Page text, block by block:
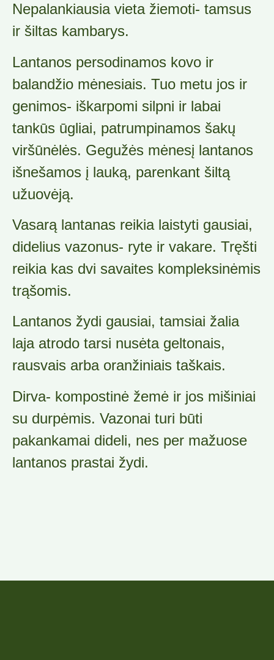
Nepalankiausia vieta žiemoti- tamsus
ir šiltas kambarys.
Lantanos persodinamos kovo ir
balandžio mėnesiais. Tuo metu jos ir
genimos- iškarpomi silpni ir labai
tankūs ūgliai, patrumpinamos šakų
viršūnėlės. Gegužės mėnesį lantanos
išnešamos į lauką, parenkant šiltą
užuovėją.
Vasarą lantanas reikia laistyti gausiai,
didelius vazonus- ryte ir vakare. Tręšti
reikia kas dvi savaites kompleksinėmis
trąšomis.
Lantanos žydi gausiai, tamsiai žalia
laja atrodo tarsi nusėta geltonais,
rausvais arba oranžiniais taškais.
Dirva- kompostinė žemė ir jos mišiniai
su durpėmis. Vazonai turi būti
pakankamai dideli, nes per mažuose
lantanos prastai žydi.